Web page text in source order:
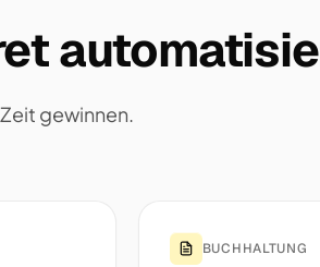
gewinnen.
BUCHHALTUNG